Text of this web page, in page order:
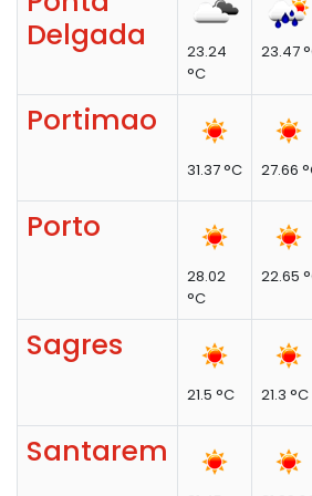
Delgada
23.24
°C
23.47
Portimao
31.37 °C 27.66
Porto
28.02
°C
22.65
Sagres
21.5 °C 21.3 °C
Santarem